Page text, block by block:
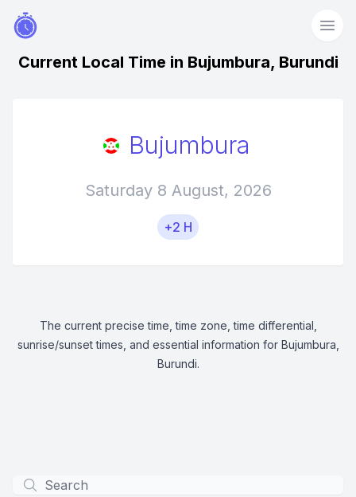
Current Local Time in Bujumbura, Burundi
Bujumbura
Saturday 8 August, 2026
+2 H
The current precise time, time zone, time differential,
sunrise/sunset times, and essential information for Bujumbura,
Burundi.